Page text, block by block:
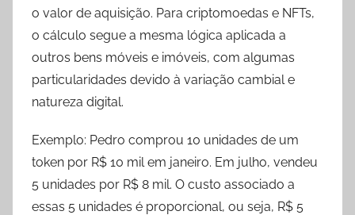
o valor de aquisição. Para criptomoedas e NFTs,
o cálculo segue a mesma lógica aplicada a
outros bens móveis e imóveis, com algumas
particularidades devido à variação cambial e
natureza digital.
Exemplo: Pedro comprou 10 unidades de um
token por R$ 10 mil em janeiro. Em julho, vendeu
5 unidades por R$ 8 mil. O custo associado a
essas 5 unidades é proporcional, ou seja, R$ 5